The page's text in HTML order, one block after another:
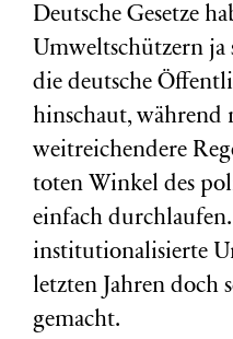
Deutsche Gesetze
Umweltschützern ja
die deutsche
hinschaut, während
weitreichendere
toten Winkel des
einfach
institutionalisierte
letzten Jahren doch
gemacht.